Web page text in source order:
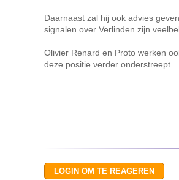
Daarnaast zal hij ook advies
signalen over Verlinden zijn
Olivier Renard en Proto werken
deze positie verder onderstreept.